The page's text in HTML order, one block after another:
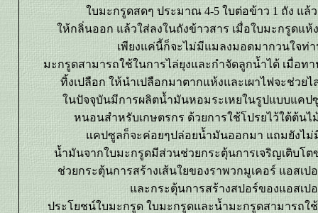
บมะกรูดสดๆ ประมาณ 4-5 ใบต่อข้าว 1 ถัง แล้
ห้กลิ่นออก แล้วใส่ลงในถังข้าวสาร เมื่อใบมะกรูดแห้
เพียงแค่นี้ก็จะไม่มีแมลงมอดมากวนใจท่
มะกรูดสามารถใช้ในการไล่ยุงและกำจัดลูกน้ำได้ เมื่อท
ทิ้งเปลือก ให้นำเปลือกมาตากแห้งและเผาไฟจะช่วยไ
นปัจจุบันมีการผลิตน้ำมันหอมระเหยในรูปแบบแคป
หนอนสำหรับเกษตรกร ด้วยการใช้โปรยไว้ใต้ต้นไ
คปซูลก็จะค่อยๆปล่อยน้ำมันออกมา แถมยังไ
น้ำมันจากใบมะกรูดมีส่วนช่วยกระตุ้นการเจริญเติบโต
ช่วยกระตุ้นการสร้างเส้นใยของราพวกมูเคอร์ แอสเ
ละกระตุ้นการสร้างสปอร์ของแอสเป
ประโยชน์ใบมะกรูด ใบมะกรูดและน้ำมะกรูดสามารถใ